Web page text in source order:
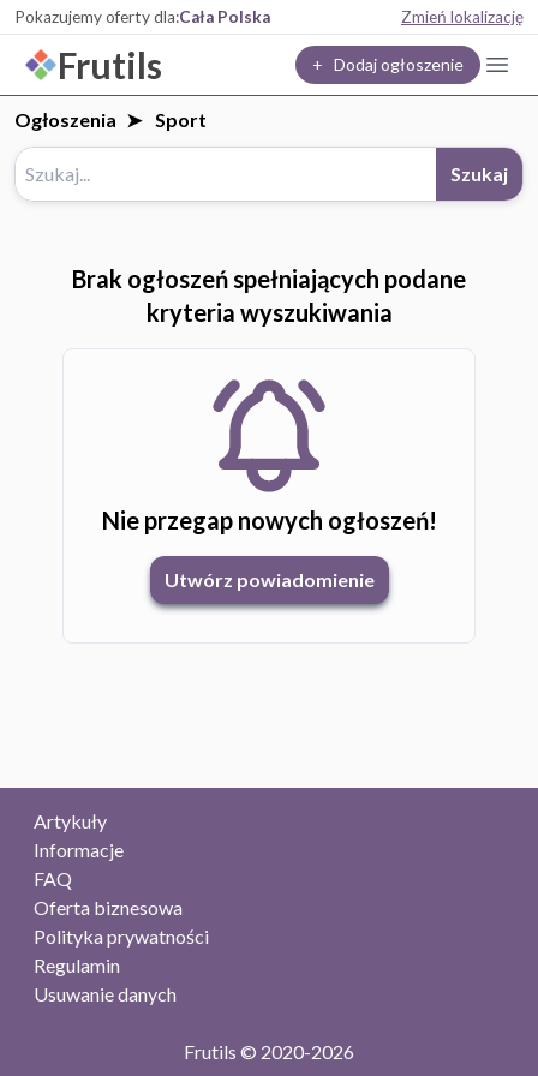
Pokazujemy oferty dla:Cała Polska Zmień lokalizację
Frutils + Dodaj ogłoszenie
Ogłoszenia Sport
Szukaj
Brak ogłoszeń spełniających podane
kryteria wyszukiwania
Nie przegap nowych ogłoszeń!
Utwórz powiadomienie
Artykuły
Informacje
FAQ
Oferta biznesowa
Polityka prywatności
Regulamin
Usuwanie danych
Frutils © 2020-2026